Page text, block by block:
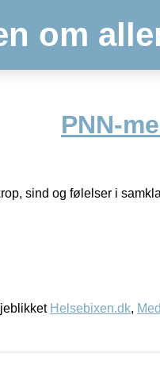
om
PNN-
sind og følelser i
Helsebixen.dk,